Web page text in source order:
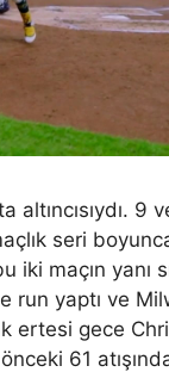
9
seri
maçın yanı
yaptı ve
gece
61